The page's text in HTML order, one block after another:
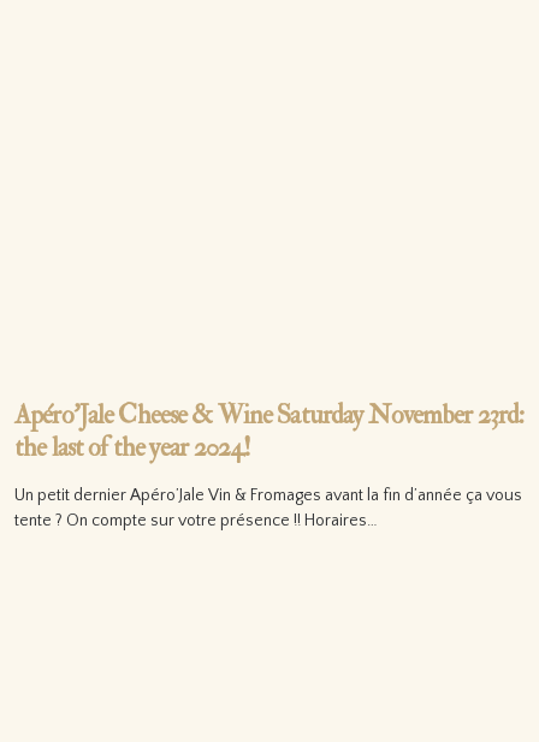
Apéro’Jale Cheese & Wine Saturday November 23rd:
the last of the year 2024!
Un petit dernier Apéro’Jale Vin & Fromages avant la fin d’année ça vous
tente ? On compte sur votre présence !! Horaires…